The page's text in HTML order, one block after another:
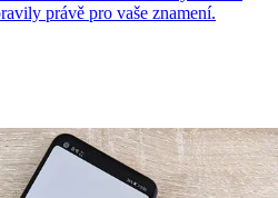
právě pro vaše znamení.